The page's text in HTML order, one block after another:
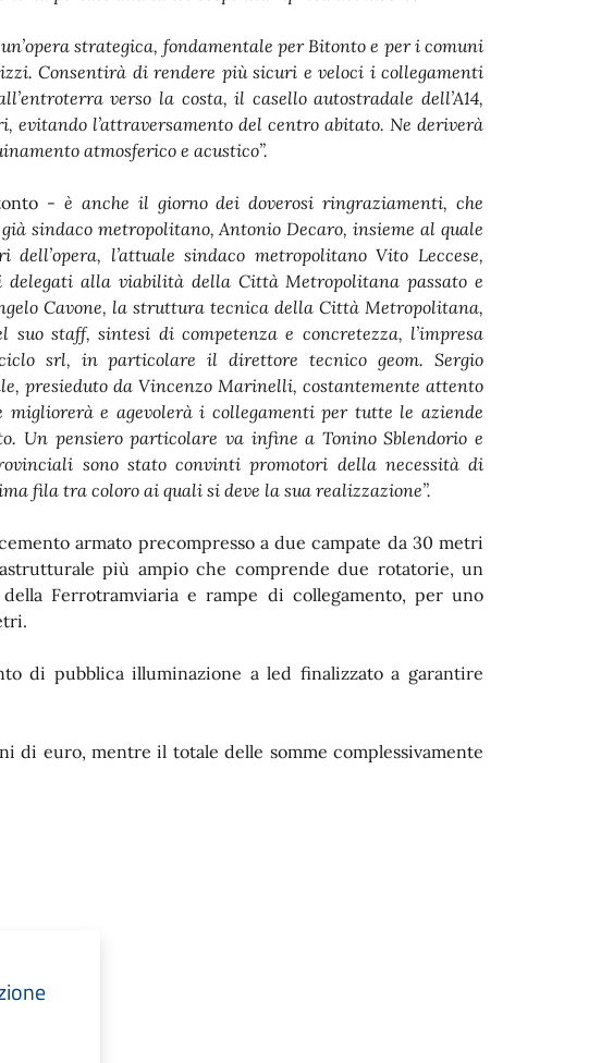
strategica, fondamentale per Bitonto e per i comuni
Consentirà di rendere più sicuri e veloci i collegamenti
verso la costa, il casello autostradale dell’A14,
evitando l’attraversamento del centro abitato. Ne deriverà
atmosferico e acustico”.
- è anche il giorno dei doverosi ringraziamenti, che
sindaco metropolitano, Antonio Decaro, insieme al quale
l’attuale sindaco metropolitano Vito Leccese,
alla viabilità della Città Metropolitana passato e
Cavone, la struttura tecnica della Città Metropolitana,
suo staff, sintesi di competenza e concretezza, l’impresa
srl, in particolare il direttore tecnico geom. Sergio
presieduto da Vincenzo Marinelli, costantemente attento
e agevolerà i collegamenti per tutte le aziende
Un pensiero particolare va infine a Tonino Sblendorio e
sono stato convinti promotori della necessità di
fila tra coloro ai quali si deve la sua realizzazione”.
armato precompresso a due campate da 30 metri
più ampio che comprende due rotatorie, un
Ferrotramviaria e rampe di collegamento, per uno
di pubblica illuminazione a led finalizzato a garantire
di euro, mentre il totale delle somme complessivamente